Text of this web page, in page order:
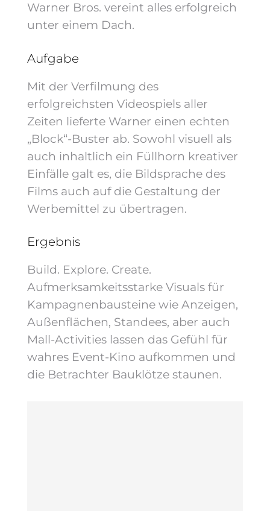
Warner Bros. vereint alles erfolgreich
unter einem Dach.
Aufgabe
Mit der Verfilmung des
erfolgreichsten Videospiels aller
Zeiten lieferte Warner einen echten
„Block“-Buster ab. Sowohl visuell als
auch inhaltlich ein Füllhorn kreativer
Einfälle galt es, die Bildsprache des
Films auch auf die Gestaltung der
Werbemittel zu übertragen.
Ergebnis
Build. Explore. Create.
Aufmerksamkeitsstarke Visuals für
Kampagnenbausteine wie Anzeigen,
Außenflächen, Standees, aber auch
Mall-Activities lassen das Gefühl für
wahres Event-Kino aufkommen und
die Betrachter Bauklötze staunen.